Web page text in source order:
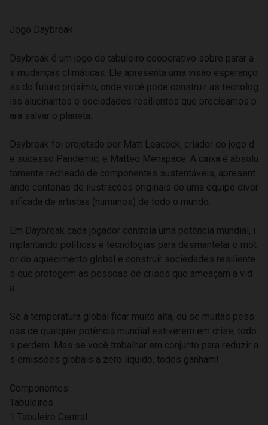
Jogo Daybreak
Daybreak é um jogo de tabuleiro cooperativo sobre parar a
s mudanças climáticas. Ele apresenta uma visão esperanço
sa do futuro próximo, onde você pode construir as tecnolog
ias alucinantes e sociedades resilientes que precisamos p
ara salvar o planeta.
Daybreak foi projetado por Matt Leacock, criador do jogo d
e sucesso Pandemic, e Matteo Menapace. A caixa é absolu
tamente recheada de componentes sustentáveis, apresent
ando centenas de ilustrações originais de uma equipe diver
sificada de artistas (humanos) de todo o mundo.
Em Daybreak cada jogador controla uma potência mundial, i
mplantando políticas e tecnologias para desmantelar o mot
or do aquecimento global e construir sociedades resiliente
s que protegem as pessoas de crises que ameaçam a vid
a.
Se a temperatura global ficar muito alta, ou se muitas pess
oas de qualquer potência mundial estiverem em crise, todo
s perdem. Mas se você trabalhar em conjunto para reduzir a
s emissões globais a zero líquido, todos ganham!
Componentes:
Tabuleiros
1 Tabuleiro Central